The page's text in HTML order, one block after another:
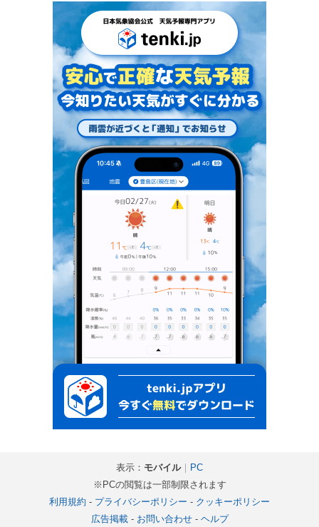
表示： モバイル｜ PC
※PCの閲覧は一部制限されます
利用規約 - プライバシーポリシー - クッキーポリシー
広告掲載- お問い合わせ- ヘルプ